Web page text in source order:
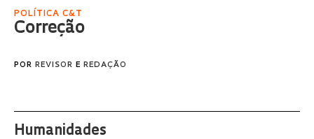
POLÍTICA C&T
Correção
POR REVISOR E REDAÇÃO
Humanidades